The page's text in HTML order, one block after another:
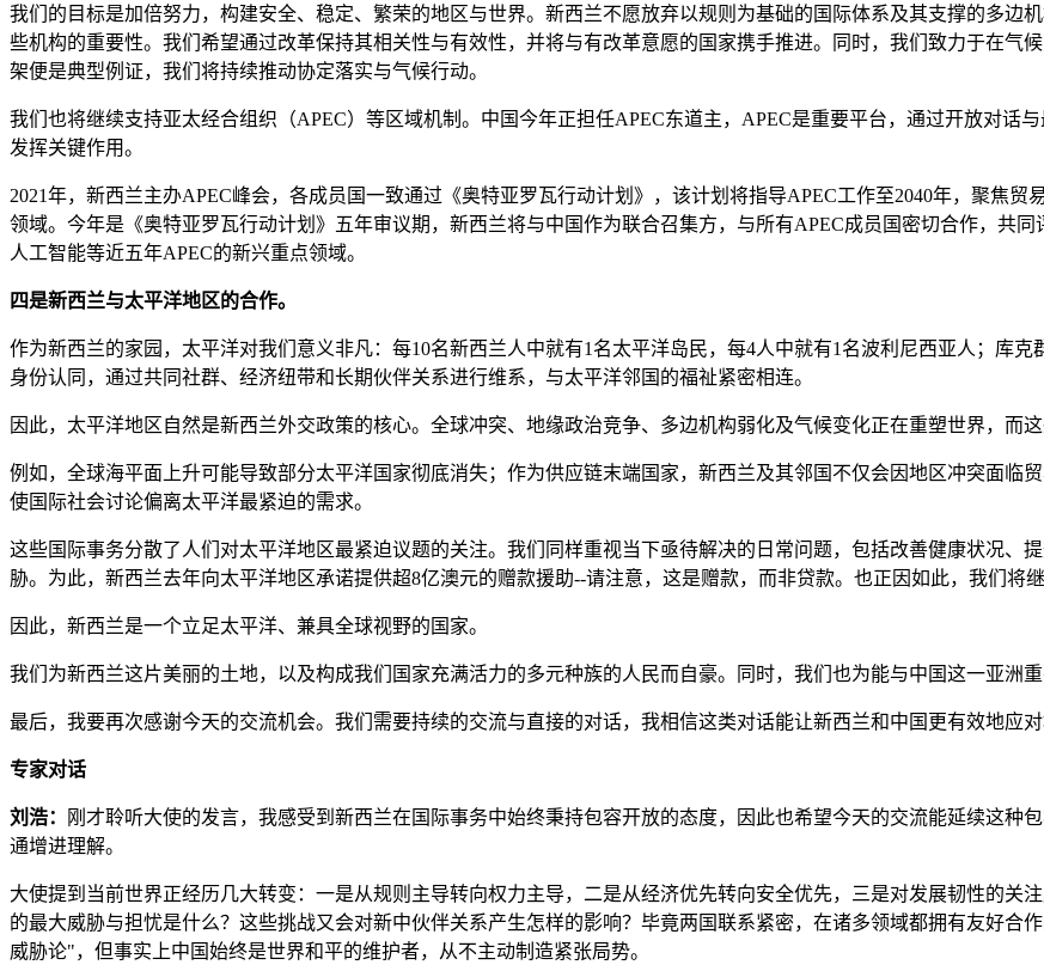
我们的目标是加倍努力，构建安全、稳定、繁荣的地区与世界。新西兰不愿放弃以规则为基础的国际体系及其支撑的多边
些机构的重要性。我们希望通过改革保持其相关性与有效性，并将与有改革意愿的国家携手推进。同时，我们致力于在气
架便是典型例证，我们将持续推动协定落实与气候行动。
我们也将继续支持亚太经合组织（APEC）等区域机制。中国今年正担任APEC东道主，APEC是重要平台，通过开放对话
发挥关键作用。
2021年，新西兰主办APEC峰会，各成员国一致通过《奥特亚罗瓦行动计划》，该计划将指导APEC工作至2040年，聚焦
领域。今年是《奥特亚罗瓦行动计划》五年审议期，新西兰将与中国作为联合召集方，与所有APEC成员国密切合作，共
人工智能等近五年APEC的新兴重点领域。
四是新西兰与太平洋地区的合作。
作为新西兰的家园，太平洋对我们意义非凡：每10名新西兰人中就有1名太平洋岛民，每4人中就有1名波利尼西亚人；库
身份认同，通过共同社群、经济纽带和长期伙伴关系进行维系，与太平洋邻国的福祉紧密相连。
因此，太平洋地区自然是新西兰外交政策的核心。全球冲突、地缘政治竞争、多边机构弱化及气候变化正在重塑世界，而
例如，全球海平面上升可能导致部分太平洋国家彻底消失；作为供应链末端国家，新西兰及其邻国不仅会因地区冲突面临
使国际社会讨论偏离太平洋最紧迫的需求。
这些国际事务分散了人们对太平洋地区最紧迫议题的关注。我们同样重视当下亟待解决的日常问题，包括改善健康状况、
胁。为此，新西兰去年向太平洋地区承诺提供超8亿澳元的赠款援助--请注意，这是赠款，而非贷款。也正因如此，我们将
因此，新西兰是一个立足太平洋、兼具全球视野的国家。
我们为新西兰这片美丽的土地，以及构成我们国家充满活力的多元种族的人民而自豪。同时，我们也为能与中国这一亚洲
最后，我要再次感谢今天的交流机会。我们需要持续的交流与直接的对话，我相信这类对话能让新西兰和中国更有效地应
专家对话
刘浩：
刚才聆听大使的发言，我感受到新西兰在国际事务中始终秉持包容开放的态度，因此也希望今天的交流能延续这种
通增进理解。
大使提到当前世界正经历几大转变：一是从规则主导转向权力主导，二是从经济优先转向安全优先，三是对发展韧性的关
的最大威胁与担忧是什么？这些挑战又会对新中伙伴关系产生怎样的影响？毕竟两国联系紧密，在诸多领域都拥有友好合
威胁论"，但事实上中国始终是世界和平的维护者，从不主动制造紧张局势。